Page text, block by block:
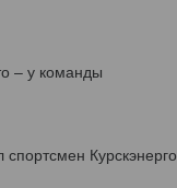
– у команды
Курскэнерго